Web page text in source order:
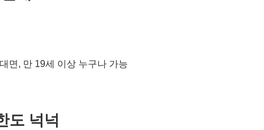
면, 만 19세 이상 누구나 가능
도 넉넉